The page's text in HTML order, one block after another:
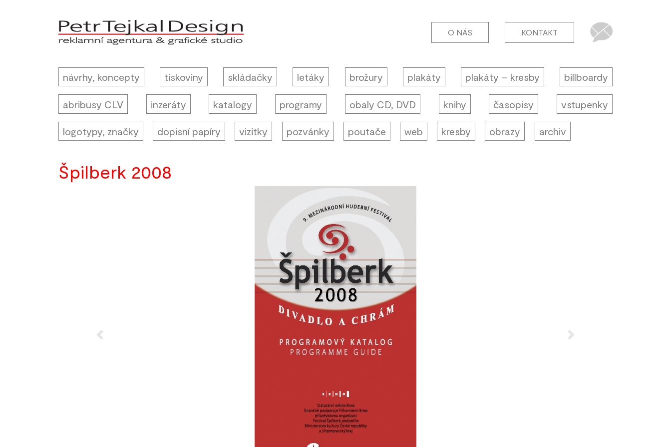
O NÁS KONTAKT
návrhy, koncepty tiskoviny skládačky letáky brožury plakáty plakáty – kresby billboardy
abribusy CLV inzeráty katalogy programy obaly CD, DVD knihy časopisy vstupenky
logotypy, značky dopisní papíry vizitky pozvánky poutače web kresby obrazy archiv
Špilberk 2008
Previous Next